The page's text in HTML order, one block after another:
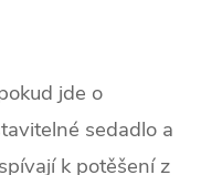
jde o
sedadlo a
k potěšení z